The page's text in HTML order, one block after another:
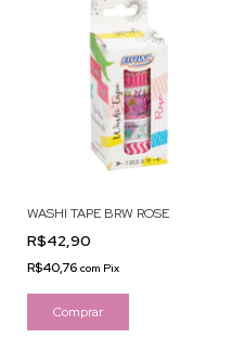
WASHI TAPE BRW ROSE
R$42,90
R$40,76 com Pix